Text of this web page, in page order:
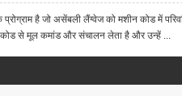
है जो असेंबली लैंग्वेज को मशीन कोड में
से मूल कमांड और संचालन लेता है और उन्हें ...